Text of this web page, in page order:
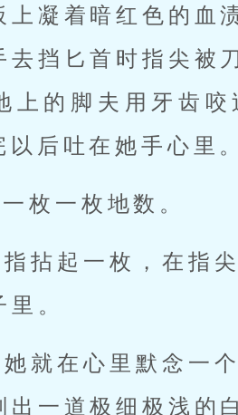
上凝着暗红色的血
去挡匕首时指尖被
上的脚夫用牙齿
以后吐在她手心里。
枚一枚地数。
拈起一枚，在指
。
就在心里默念一
出一道极细极浅的